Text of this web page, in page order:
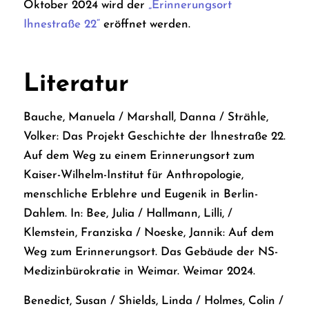
Oktober 2024 wird der „Erinnerungsort
Ihnestraße 22“ eröffnet werden.
Literatur
Bauche, Manuela / Marshall, Danna / Strähle,
Volker: Das Projekt Geschichte der
Ihnestraße 22.
Auf dem Weg zu einem Erinnerungsort zum
Kaiser-Wilhelm-Institut für Anthropologie,
menschliche Erblehre und Eugenik in Berlin-
Dahlem. In: Bee, Julia / Hallmann, Lilli, /
Klemstein, Franziska / Noeske, Jannik: Auf dem
Weg zum Erinnerungsort. Das Gebäude der NS-
Medizinbürokratie in Weimar. Weimar 2024.
Benedict, Susan / Shields, Linda / Holmes, Colin /